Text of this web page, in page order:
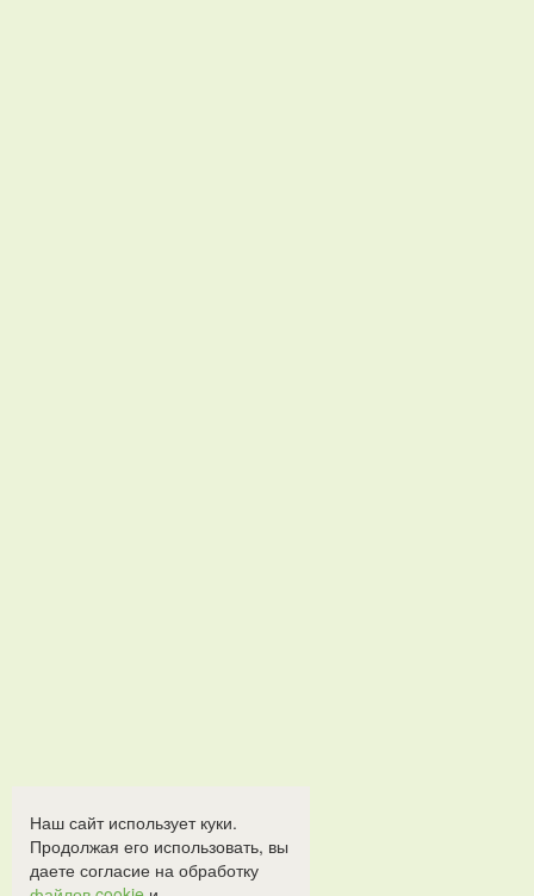
Наш сайт использует куки.
Продолжая его использовать, вы
даете согласие на обработку